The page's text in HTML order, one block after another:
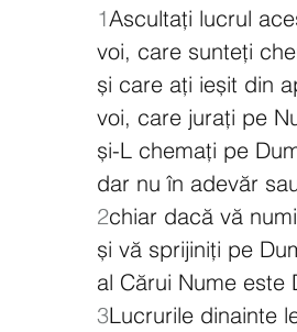
1Ascultați lucrul
voi, care sunteți
și care ați ieșit din
voi, care jurați pe
și-L chemați pe
dar nu în adevăr
2chiar dacă vă
și vă sprijiniți pe
al Cărui Nume este
3Lucrurile dinainte